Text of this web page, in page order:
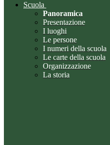
Scuola
Panoramica
Presentazione
I luoghi
Le persone
I numeri della scuola
Le carte della scuola
Organizzazione
La storia